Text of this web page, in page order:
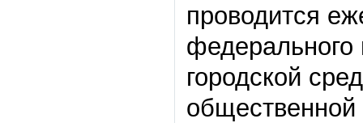
проводится
городской
общественной